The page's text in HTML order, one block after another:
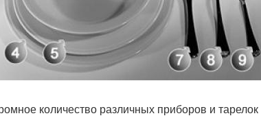
количество различных приборов и тарелок